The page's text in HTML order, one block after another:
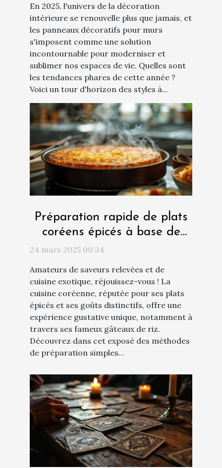
En 2025, l'univers de la décoration
intérieure se renouvelle plus que jamais, et
les panneaux décoratifs pour murs
s'imposent comme une solution
incontournable pour moderniser et
sublimer nos espaces de vie. Quelles sont
les tendances phares de cette année ?
Voici un tour d'horizon des styles à...
Préparation rapide de plats
coréens épicés à base de
gâteau de riz
24 mars 2025 09:34
Amateurs de saveurs relevées et de
cuisine exotique, réjouissez-vous ! La
cuisine coréenne, réputée pour ses plats
épicés et ses goûts distinctifs, offre une
expérience gustative unique, notamment à
travers ses fameux gâteaux de riz.
Découvrez dans cet exposé des méthodes
de préparation simples...